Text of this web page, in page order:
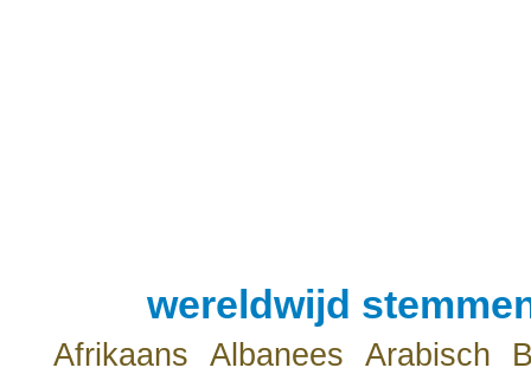
wereldwijd
Afrikaans Albanees Arabisch